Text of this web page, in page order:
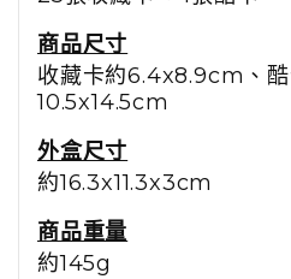
商品尺寸
收藏卡約6.4x8.9cm、
10.5x14.5cm
外盒尺寸
約16.3x11.3x3cm
商品重量
約145g